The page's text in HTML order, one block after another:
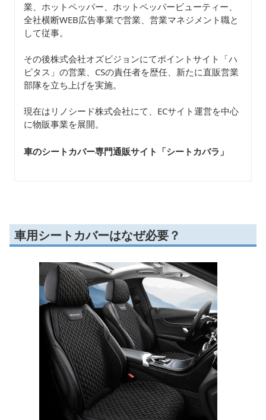
業、ホットペッパー、ホットペッパービューティー、
全社横断WEB広告事業で営業、営業マネジメント職と
して従事。
その後株式会社オズビジョンにてポイントサイト「ハ
ピタス」の営業、CSの責任者を歴任、新たに直販営業
部隊を立ち上げを実施。
現在はリノシード株式会社にて、ECサイト運営を中心
に物販事業を展開。
車のシートカバー専門通販サイト「シートカバラ 」
車用シートカバーはなぜ必要？